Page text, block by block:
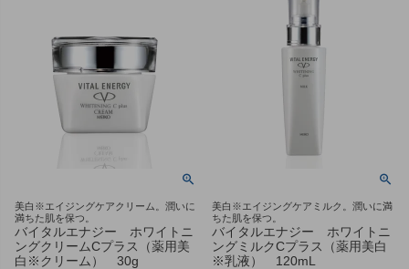
美白※エイジングケアクリーム。潤いに
満ちた肌を保つ。
バイタルエナジー ホワイトニ
ングクリームCプラス（薬用美
白※クリーム） 30g
美白※エイジングケアミルク。潤いに満
ちた肌を保つ。
バイタルエナジー ホワイトニ
ングミルクCプラス（薬用美白
※乳液） 120mL